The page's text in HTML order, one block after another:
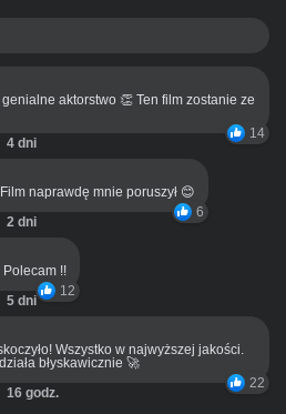
aktorstwo 👏 Ten film zostanie ze
14
4 dni
naprawdę mnie poruszył 😊
6
2 dni
!!
12
5 dni
Wszystko w najwyższej jakości.
błyskawicznie 🚀
22
16 godz.